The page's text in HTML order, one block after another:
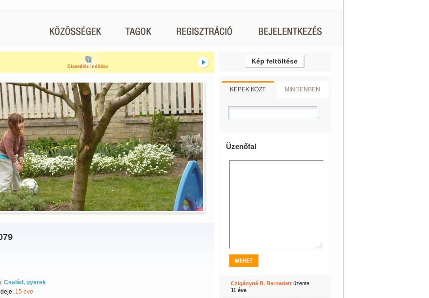
Diavetítés indítása
Család, gyerek
15 éve
Kép feltöltése
KÉPEK KÖZT MINDENBEN
Üzenőfal
Czigányné B. Bernadettüzente
11 éve